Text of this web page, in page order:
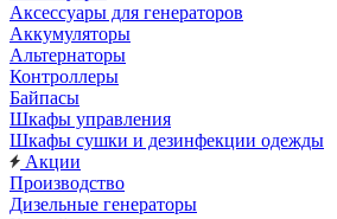
Аксессуары для генераторов
Аккумуляторы
Альтернаторы
Контроллеры
Байпасы
Шкафы управления
Шкафы сушки и дезинфекции одежды
Акции
Производство
Дизельные генераторы